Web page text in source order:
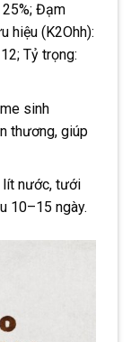
25%; Đạm
hiệu (K2Ohh):
Tỷ trọng:
sinh
thương, giúp
nước, tưới
10–15 ngày.